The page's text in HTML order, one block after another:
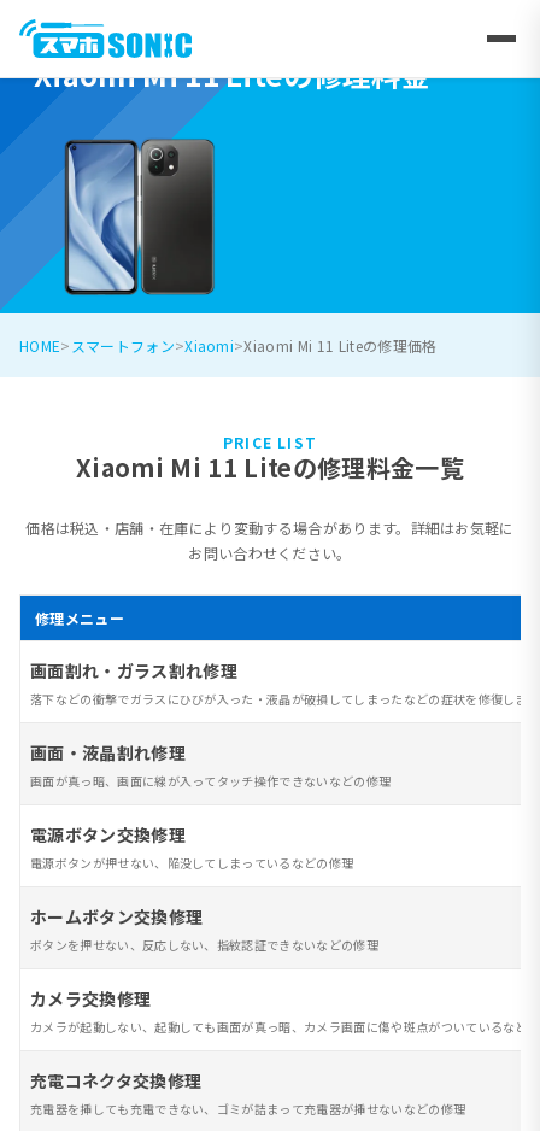
Xiaomi Mi 11 Liteの修理料金
HOME スマートフォン Xiaomi Xiaomi Mi 11 Liteの修理価格
PRICE LIST
Xiaomi Mi 11 Liteの修理料金一覧
価格は税込・店舗・在庫により変動する場合があります。詳細はお気軽に
お問い合わせください。
修理メニュー
画面割れ・ガラス割れ修理
落下などの衝撃でガラスにひびが入った・液晶が破損してしまったなどの症状を修復しま
画面・液晶割れ修理
画面が真っ暗、画面に線が入ってタッチ操作できないなどの修理
電源ボタン交換修理
電源ボタンが押せない、陥没してしまっているなどの修理
ホームボタン交換修理
ボタンを押せない、反応しない、指紋認証できないなどの修理
カメラ交換修理
カメラが起動しない、起動しても画面が真っ暗、カメラ画面に傷や斑点がついているなど
充電コネクタ交換修理
充電器を挿しても充電できない、ゴミが詰まって充電器が挿せないなどの修理